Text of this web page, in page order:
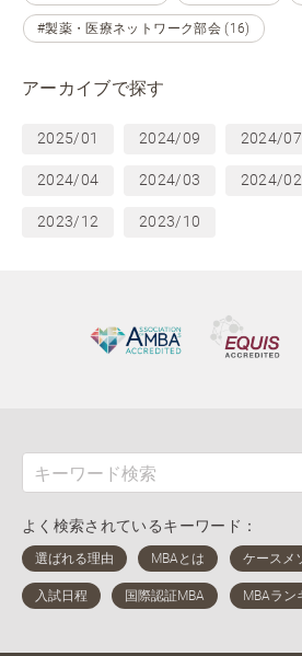
#製薬・医療ネットワーク部会 (16)
アーカイブで探す
2025/01 2024/09 2024/07
2024/04 2024/03 2024/02
2023/12 2023/10
よく検索されているキーワード：